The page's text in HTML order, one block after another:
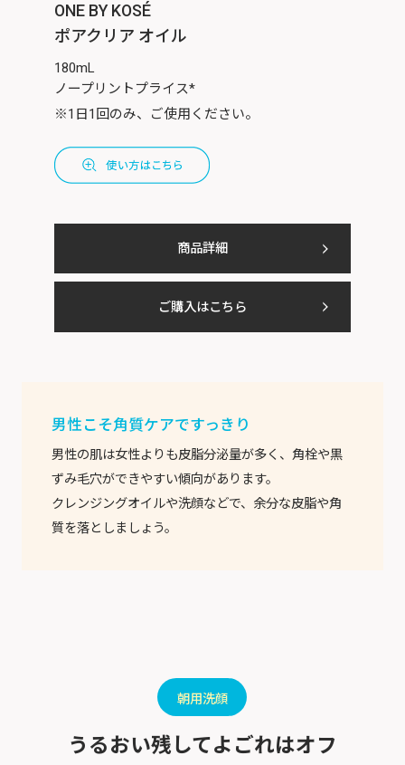
ONE BY KOSÉ
ポアクリア オイル
180mL
ノープリントプライス*
※1日1回のみ、ご使用ください。
商品詳細
ご購入はこちら
男性こそ角質ケアですっきり
男性の肌は女性よりも皮脂分泌量が多く、角栓や黒
ずみ毛穴ができやすい傾向があります。
クレンジングオイルや洗顔などで、余分な皮脂や角
質を落としましょう。
朝用洗顔
うるおい残してよごれはオフ